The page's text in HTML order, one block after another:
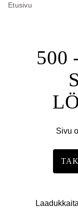
Etusivu
500
Sivu